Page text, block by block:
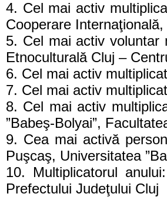
4. Cel mai activ
Cooperare
5. Cel mai activ voluntar
Etnoculturală Cluj –
6. Cel mai activ
7. Cel mai activ
8. Cel mai activ
”Babeş-Bolyai”,
9. Cea mai activă
Puşcaş, Universitatea
10. Multiplicatorul
Prefectului Judeţului Cluj